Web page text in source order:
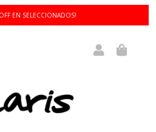
EN SELECCIONADOS!